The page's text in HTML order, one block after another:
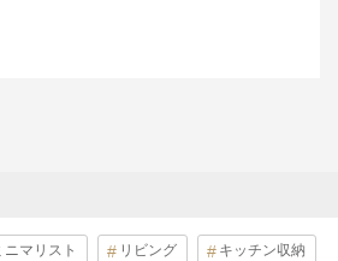
ニマリスト リビング キッチン収納